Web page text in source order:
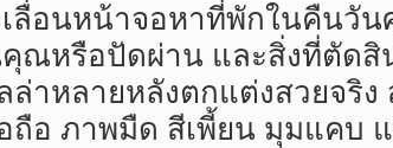
ลื่อนหน้าจอหาที่พักในคืนวั
ณหรือปัดผ่าน และสิ่งที่ตัดสิ
ล่าหลายหลังตกแต่งสวยจริ
ถือ ภาพมืด สีเพี้ยน มุมแคบ